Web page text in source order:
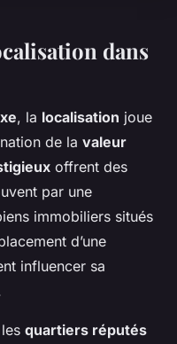
dans
, la localisation joue
de la valeur
offrent des
par une
immobiliers situés
d’une
influencer sa
quartiers réputés